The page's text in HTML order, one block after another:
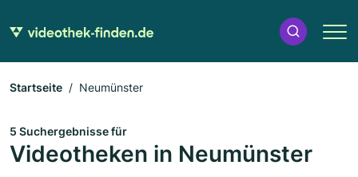
Startseite Neumünster
5 Suchergebnisse für
Videotheken in Neumünster